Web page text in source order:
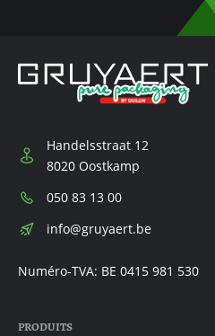
Handelsstraat 12
8020 Oostkamp
Téléphone:
050 83 13 00
E-
info@gruyaert.be
Numéro-TVA: BE 0415 981 530
PRODUITS